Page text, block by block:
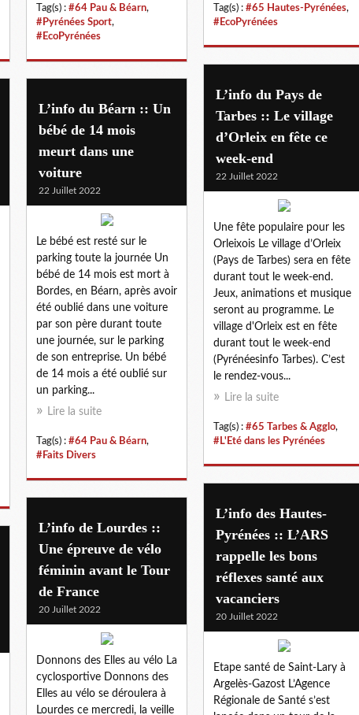
Tag(s) : #64 Pau & Béarn,
#Pyrénées Sport,
#EcoPyrénées
Tag(s) : #65 Hautes-Pyrénées,
#EcoPyrénées
L’info du Pays de
Tarbes :: Le village
d’Orleix en fête ce
week-end
22 Juillet 2022
Une fête populaire pour les
Orleixois Le village d’Orleix
(Pays de Tarbes) sera en fête
durant tout le week-end.
Jeux, animations et musique
seront au programme. Le
village d'Orleix est en fête
durant tout le week-end
(Pyrénéesinfo Tarbes). C’est
le rendez-vous...
Lire la suite
Tag(s) : #65 Tarbes & Agglo,
#L'Eté dans les Pyrénées
L’info du Béarn :: Un
bébé de 14 mois
meurt dans une
voiture
22 Juillet 2022
Le bébé est resté sur le
parking toute la journée Un
bébé de 14 mois est mort à
Bordes, en Béarn, après avoir
été oublié dans une voiture
par son père durant toute
une journée, sur le parking
de son entreprise. Un bébé
de 14 mois a été oublié sur
un parking...
Lire la suite
Tag(s) : #64 Pau & Béarn,
#Faits Divers
L’info des Hautes-
Pyrénées :: L’ARS
rappelle les bons
réflexes santé aux
vacanciers
20 Juillet 2022
Etape santé de Saint-Lary à
Argelès-Gazost L’Agence
Régionale de Santé s’est
L’info de Lourdes ::
Une épreuve de vélo
féminin avant le Tour
de France
20 Juillet 2022
Donnons des Elles au vélo La
cyclosportive Donnons des
Elles au vélo se déroulera à
Lourdes ce mercredi, la veille